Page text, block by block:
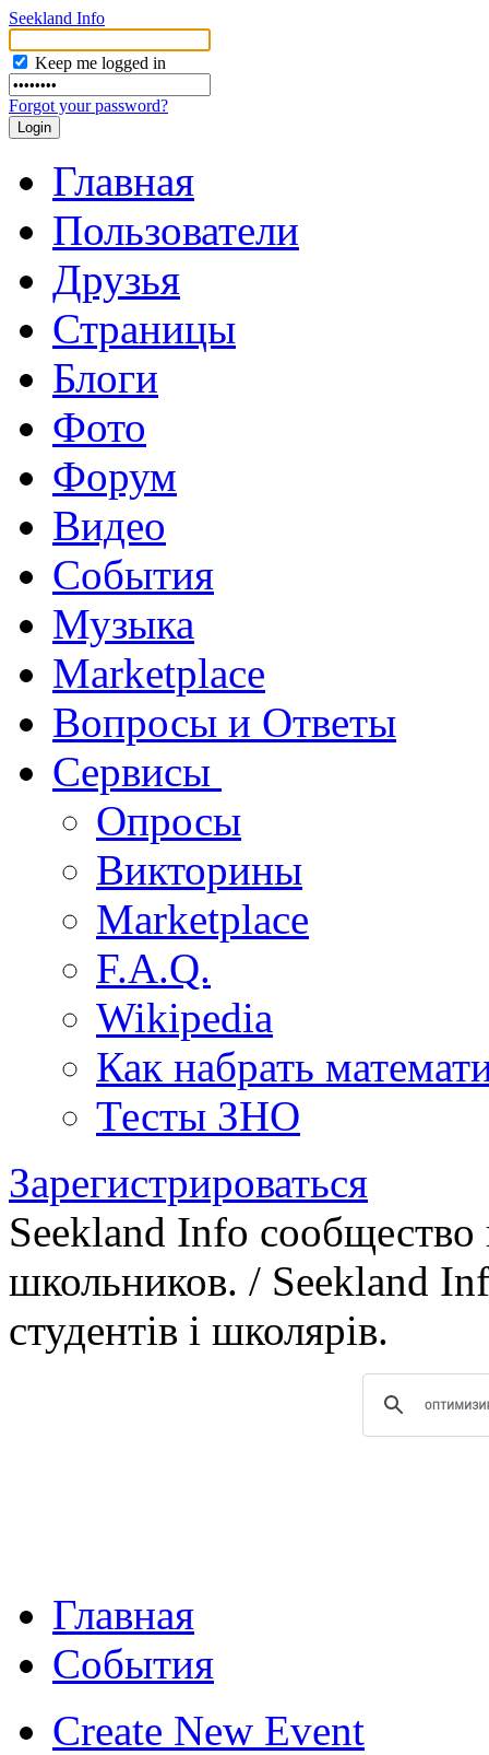
Seekland Info
Keep me logged in
Forgot your password?
Главная
Пользователи
Друзья
Страницы
Блоги
Фото
Форум
Видео
События
Музыка
Marketplace
Вопросы и Ответы
Сервисы
Опросы
Викторины
Marketplace
F.A.Q.
Wikipedia
Как набрать
Тесты ЗНО
Зарегистрироваться
Seekland Info
школьников. / Seekland
студентів і школярів.
Главная
События
Create New Event